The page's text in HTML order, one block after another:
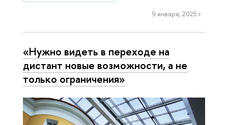
9 января, 2025 г.
«Нужно видеть в переходе на
дистант новые возможности, а не
только ограничения»